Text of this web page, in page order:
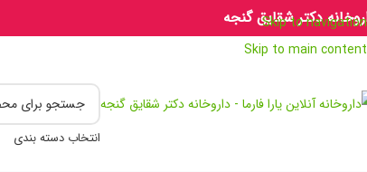
Skip to navigation
Skip to main content
دکتر شقایق گنجه
انتخاب دسته بندی